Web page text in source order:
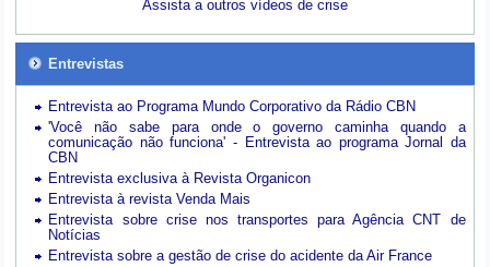
Assista a outros vídeos de crise
Entrevistas
Entrevista ao Programa Mundo Corporativo da Rádio CBN
'Você não sabe para onde o governo caminha quando a
comunicação não funciona' - Entrevista ao programa Jornal da
CBN
Entrevista exclusiva à Revista Organicon
Entrevista à revista Venda Mais
Entrevista sobre crise nos transportes para Agência CNT de
Notícias
Entrevista sobre a gestão de crise do acidente da Air France